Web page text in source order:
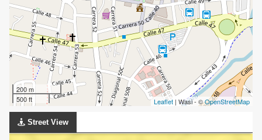
200 m
500 ft
Leaflet | Wasi - ©OpenStreetMap
Street View